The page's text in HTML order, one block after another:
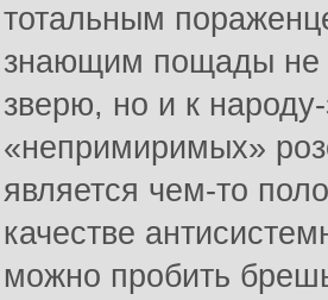
тотальным
знающим пощады не
зверю, но и к
«непримиримых»
является чем-то
качестве
можно пробить